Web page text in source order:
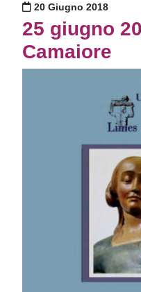
Pubblicato il
20 Giugno 2018
25 giugno
Camaiore